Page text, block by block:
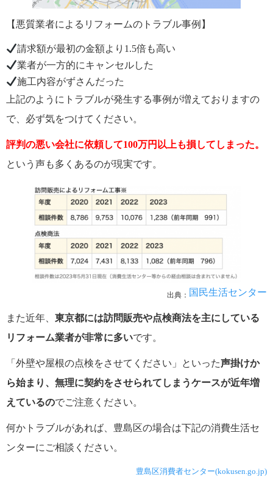
【悪質業者によるリフォームのトラブル事例】
請求額が最初の金額より1.5倍も高い
業者が一方的にキャンセルした
施工内容がずさんだった
上記のようにトラブルが発生する事例が増えておりますの
で、必ず気をつけてください。
評判の悪い会社に依頼して100万円以上も損してしまった。
という声も多くあるのが現実です。
出典： 国民生活センター
また近年、 東京都には訪問販売や点検商法を主にしている
リフォーム業者が非常に多いです。
「外壁や屋根の点検をさせてください」といった声掛けか
ら始まり、無理に契約をさせられてしまうケースが近年増
えているのでご注意ください。
何かトラブルがあれば、豊島区の場合は下記の消費生活セ
ンターにご相談ください。
豊島区消費者センター(kokusen.go.jp)